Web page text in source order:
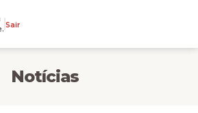
Sair
Notícias